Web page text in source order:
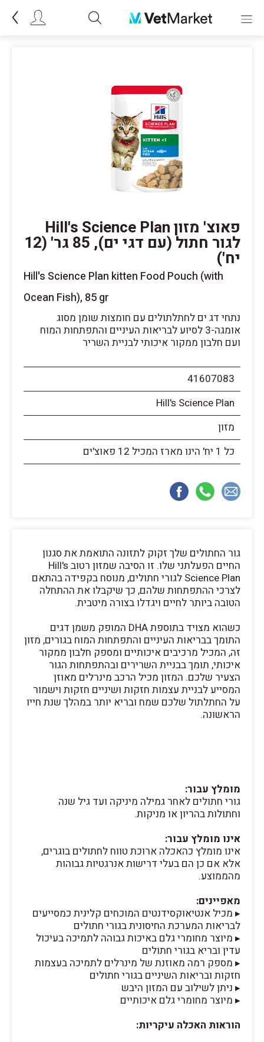
פאוצ' מזון Hill's Science Plan
לגור חתול (עם דגי ים), 85 גר' (12
יח')
Hill's Science Plan kitten Food Pouch (with
Ocean Fish), 85 gr
נתחי דג ים לחתלתולים עם חומצות שומן מסוג
אומגה-3 לסיוע לבריאות העיניים והתפתחות המוח
ועם חלבון ממקור איכותי לבניית השריר
41607083
Hill's Science Plan
מזון
כל 1 יח' הינו מארז המכיל 12 פאוצ'ים
גור החתולים שלך זקוק לתזונה התואמת את סגנון
החיים הפעלתני שלו. זו הסיבה שמזון רטוב Hill's
Science Plan לגורי חתולים, מנוסח בקפידה בהתאם
לצרכי ההתפתחות שלהם, כך שיקבלו את ההתחלה
הטובה ביותר לחיים ויגדלו בצורה מיטבית.
כשהוא מצויד בתוספת DHA המופק משמן דגים
התומך בבריאות העיניים והתפתחות המוח בגורים, מזון
זה, המכיל מרכיבים איכותיים ומספק חלבון ממקור
איכותי, תומך בבניית השרירים ובהתפתחות הגור
הצעיר שלכם. המזון מכיל הרכב מינרלים מאוזן
המסייע לבניית עצמות חזקות ושיניים חזקות וישמור
על החתלתול שלכם שמח ובריא יותר במהלך שנת חייו
הראשונה.
מומלץ עבור:
גורי חתולים לאחר גמילה מיניקה ועד גיל שנה
וחתולות בהריון או מניקות.
אינו מומלץ עבור:
אינו מומלץ כהאכלה ארוכת טווח לחתולים בוגרים,
אלא אם כן הם בעלי דרישות אנרגטיות גבוהות
מהממוצע.
מאפיינים:
▸ מכיל אנטיאוקסידנטים המוכחים קלינית כמסייעים
לבריאות המערכת החיסונית בגורי חתולים
▸ מיוצר מחומרי גלם באיכות גבוהה לתמיכה בעיכול
עדין ובריא בגורי חתולים
▸ מספק רמה מאוזנת של מינרלים לתמיכה בעצמות
חזקות ובריאות השיניים בגורי חתולים
▸ ניתן לשילוב עם המזון היבש
▸ מיוצר מחומרי גלם איכותיים
הוראות האכלה עיקריות: